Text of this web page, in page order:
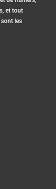
et tout
sont les